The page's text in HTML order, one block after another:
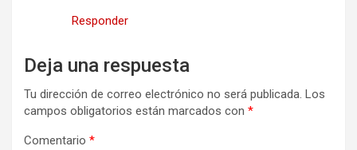
Responder
Deja una respuesta
Tu dirección de correo electrónico no será publicada. Los
campos obligatorios están marcados con *
Comentario *